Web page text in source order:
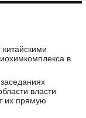
в
власти
их прямую